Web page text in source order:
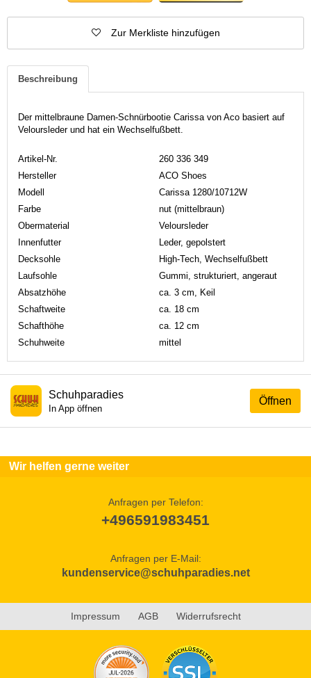
Zur Merkliste hinzufügen
Beschreibung
Der mittelbraune Damen-Schnürbootie Carissa von Aco basiert auf
Veloursleder und hat ein Wechselfußbett.
Artikel-Nr.
260 336 349
Hersteller
ACO Shoes
Modell
Carissa 1280/10712W
Farbe
nut (mittelbraun)
Obermaterial
Veloursleder
Innenfutter
Leder, gepolstert
Decksohle
High-Tech, Wechselfußbett
Laufsohle
Gummi, strukturiert, angeraut
Absatzhöhe
ca. 3 cm, Keil
Schaftweite
ca. 18 cm
Schafthöhe
ca. 12 cm
Schuhweite
mittel
Öffnen
Schuhparadies
In App öffnen
Wir helfen gerne weiter
Anfragen per Telefon:
+496591983451
Anfragen per E-Mail:
kundenservice@schuhparadies.net
Impressum AGB Widerrufsrecht